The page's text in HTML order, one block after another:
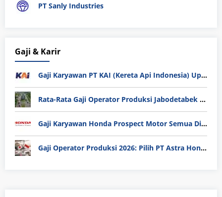
PT Sanly Industries
Gaji & Karir
Gaji Karyawan PT KAI (Kereta Api Indonesia) Update 2025
Rata-Rata Gaji Operator Produksi Jabodetabek 2025: Bedah Tuntas UMK, Lemburan, dan Realita Hidup Buruh
Gaji Karyawan Honda Prospect Motor Semua Divisi
Gaji Operator Produksi 2026: Pilih PT Astra Honda Motor (AHM) atau Manufaktur di Jepang?